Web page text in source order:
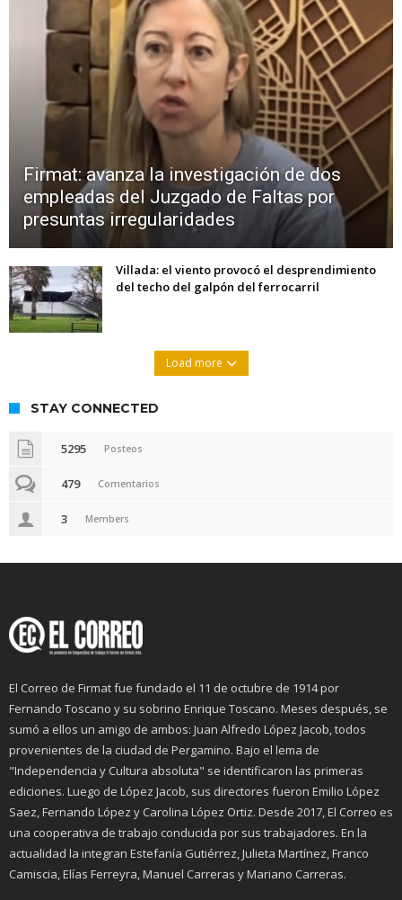
Firmat: avanza la investigación de dos
empleadas del Juzgado de Faltas por
presuntas irregularidades
Villada: el viento provocó el desprendimiento
del techo del galpón del ferrocarril
Load more
STAY CONNECTED
5295 Posteos
479 Comentarios
3 Members
El Correo de Firmat fue fundado el 11 de octubre de 1914 por
Fernando Toscano y su sobrino Enrique Toscano. Meses después, se
sumó a ellos un amigo de ambos: Juan Alfredo López Jacob, todos
provenientes de la ciudad de Pergamino. Bajo el lema de
"Independencia y Cultura absoluta" se identificaron las primeras
ediciones. Luego de López Jacob, sus directores fueron Emilio López
Saez, Fernando López y Carolina López Ortiz. Desde 2017, El Correo es
una cooperativa de trabajo conducida por sus trabajadores. En la
actualidad la integran Estefanía Gutiérrez, Julieta Martínez, Franco
Camiscia, Elías Ferreyra, Manuel Carreras y Mariano Carreras.